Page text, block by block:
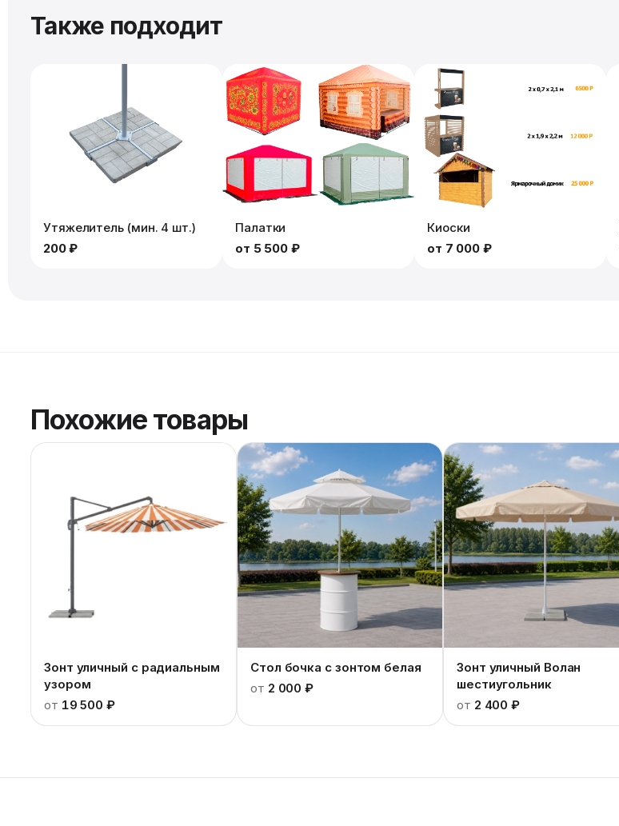
Также подходит
Утяжелитель (мин. 4 шт.)
200 ₽
Палатки
от 5 500 ₽
Киоски
от 7 000 ₽
Похожие товары
Зонт уличный с радиальным
узором
от 19 500 ₽
Стол бочка с зонтом белая
от 2 000 ₽
Зонт уличный Волан
шестиугольник
от 2 400 ₽